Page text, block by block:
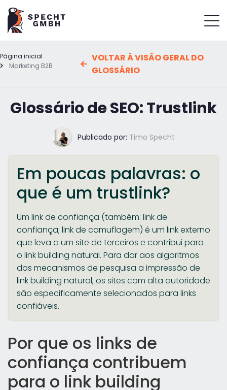
Página inicial
Marketing B2B
VOLTAR À VISÃO GERAL DO
GLOSSÁRIO
Glossário de SEO: Trustlink
Publicado por: Timo Specht
Em poucas palavras: o
que é um trustlink?
Um link de confiança (também: link de
confiança; link de camuflagem) é um link externo
que leva a um site de terceiros e contribui para
o link building natural. Para dar aos algoritmos
dos mecanismos de pesquisa a impressão de
link building natural, os sites com alta autoridade
são especificamente selecionados para links
confiáveis.
Por que os links de
confiança contribuem
para o link building